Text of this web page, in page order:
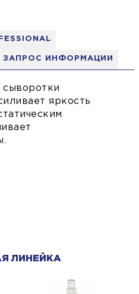
ЗАПРОС ИНФОРМАЦИИ
яркость
ЛИНЕЙКА